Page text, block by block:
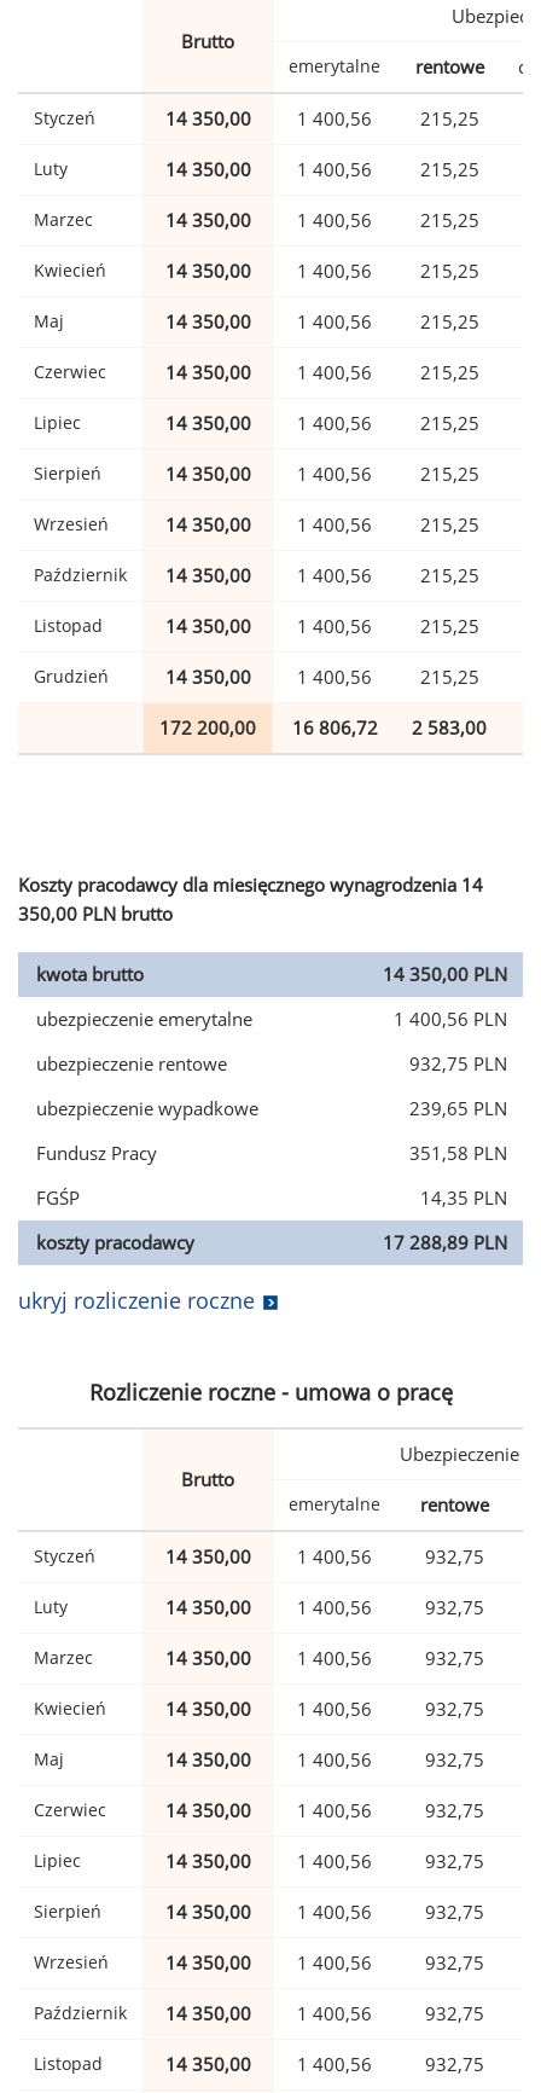
Brutto
emerytalne rentowe
Styczeń 14 350,00 1 400,56 215,25
Luty 14 350,00 1 400,56 215,25
Marzec 14 350,00 1 400,56 215,25
Kwiecień 14 350,00 1 400,56 215,25
Maj 14 350,00 1 400,56 215,25
Czerwiec 14 350,00 1 400,56 215,25
Lipiec 14 350,00 1 400,56 215,25
Sierpień 14 350,00 1 400,56 215,25
Wrzesień 14 350,00 1 400,56 215,25
Październik 14 350,00 1 400,56 215,25
Listopad 14 350,00 1 400,56 215,25
Grudzień 14 350,00 1 400,56 215,25
172 200,00 16 806,72 2 583,00
Koszty pracodawcy dla miesięcznego wynagrodzenia 14
350,00 PLN brutto
kwota brutto
14 350,00 PLN
ubezpieczenie emerytalne
1 400,56 PLN
ubezpieczenie rentowe
932,75 PLN
ubezpieczenie wypadkowe
239,65 PLN
Fundusz Pracy
351,58 PLN
FGŚP
14,35 PLN
koszty pracodawcy
17 288,89 PLN
ukryj rozliczenie roczne
Rozliczenie roczne - umowa o pracę
Brutto
Ubezpieczenie
emerytalne rentowe
Styczeń 14 350,00 1 400,56 932,75
Luty 14 350,00 1 400,56 932,75
Marzec 14 350,00 1 400,56 932,75
Kwiecień 14 350,00 1 400,56 932,75
Maj 14 350,00 1 400,56 932,75
Czerwiec 14 350,00 1 400,56 932,75
Lipiec 14 350,00 1 400,56 932,75
Sierpień 14 350,00 1 400,56 932,75
Wrzesień 14 350,00 1 400,56 932,75
Październik 14 350,00 1 400,56 932,75
Listopad 14 350,00 1 400,56 932,75